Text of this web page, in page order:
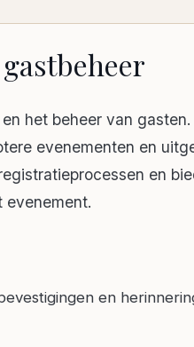
het beheer van
evenementen en
en
evenement.
en